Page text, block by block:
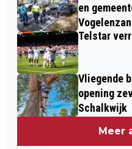
en
Telstar
Vliegende
opening
Schalkwijk
Meer